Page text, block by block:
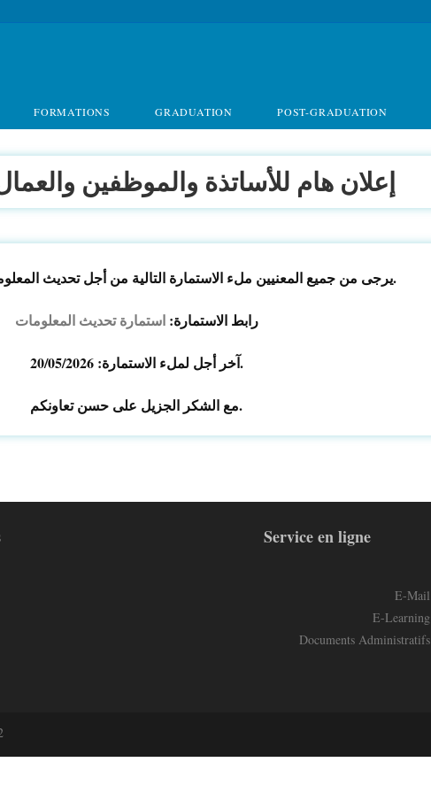
FORMATIONS GRADUATION POST-GRADUATION
إعلان هام للأساتذة والموظفين
يرجى من جميع المعنيين ملء الاستمارة التالية من أجل تحديث المعلومات وتحيين المعطيات.
رابط الاستمارة:استمارة تحديث المعلومات
آخر أجل لملء الاستمارة: 20/05/2026.
مع الشكر الجزيل على حسن تعاونكم.
Service en ligne
E-Mail
E-Learning
Documents Administratifs